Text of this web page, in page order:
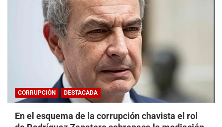
CORRUPCIÓN DESTACADA
En el esquema de la corrupción chavista el rol